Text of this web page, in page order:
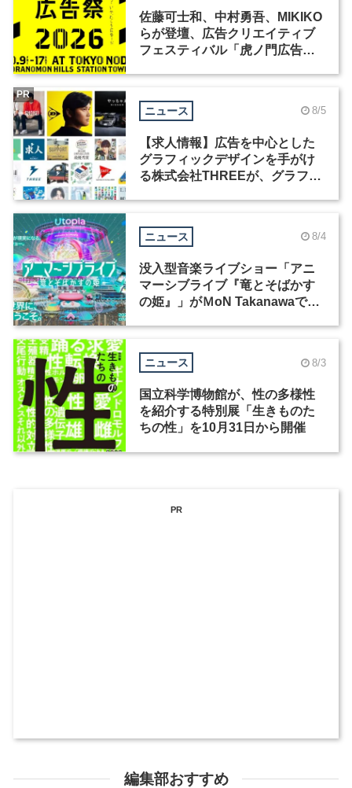
佐藤可士和、中村勇吾、MIKIKO
らが登壇、広告クリエイティブ
フェスティバル「虎ノ門広告
ニュース 8/5
【求人情報】広告を中心とした
グラフィックデザインを手がけ
る株式会社THREEが、グラフィ
PR
ニュース 8/4
没入型音楽ライブショー「アニ
マーシブライブ『竜とそばかす
の姫』」がＭoN Takanawaで開
ニュース 8/3
国立科学博物館が、性の多様性
を紹介する特別展「生きものた
ちの性」を10月31日から開催
PR
編集部おすすめ